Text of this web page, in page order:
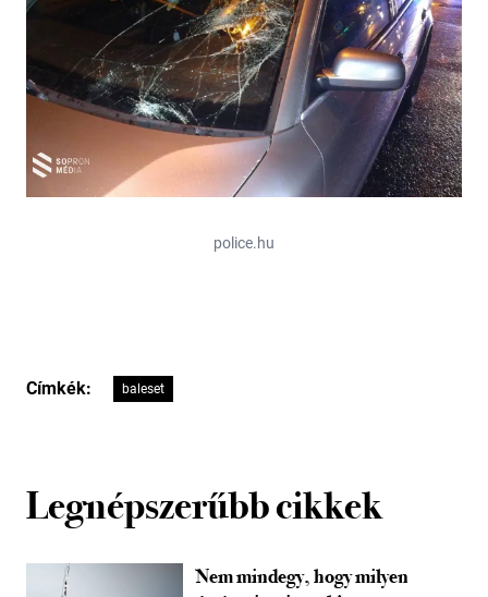
police.hu
Címkék: baleset
Legnépszerűbb cikkek
Nem mindegy, hogy milyen